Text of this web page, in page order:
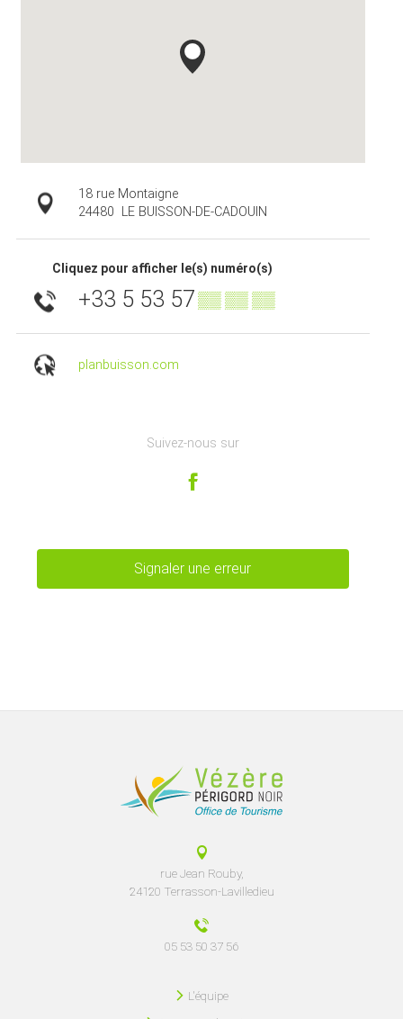
18 rue Montaigne
24480
LE BUISSON-DE-CADOUIN
Cliquez pour afficher le(s) numéro(s)
+33 5 53 57▒▒ ▒▒ ▒▒
planbuisson.com
Suivez-nous sur
Signaler une erreur
rue Jean Rouby,
24120 Terrasson-Lavilledieu
05 53 50 37 56
L'équipe